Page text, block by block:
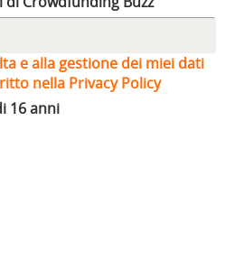
e alla gestione dei miei dati
nella Privacy Policy
16 anni